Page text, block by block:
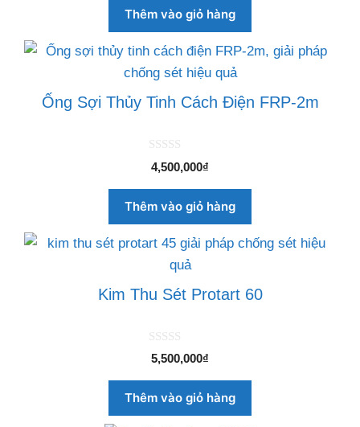
à
Thêm vào giỏ hàng
Ống Sợi Thủy Tinh Cách Điện FRP-2m
0
n
à
4,500,000₫
Thêm vào giỏ hàng
Kim Thu Sét Protart 60
0
n
à
5,500,000₫
Thêm vào giỏ hàng